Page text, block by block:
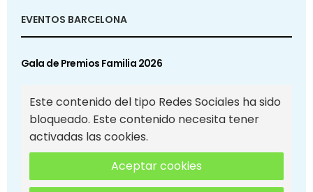
EVENTOS BARCELONA
Gala de Premios Familia 2026
Este contenido del tipo Redes Sociales ha sido
bloqueado. Este contenido necesita tener
activadas las cookies.
Aceptar cookies